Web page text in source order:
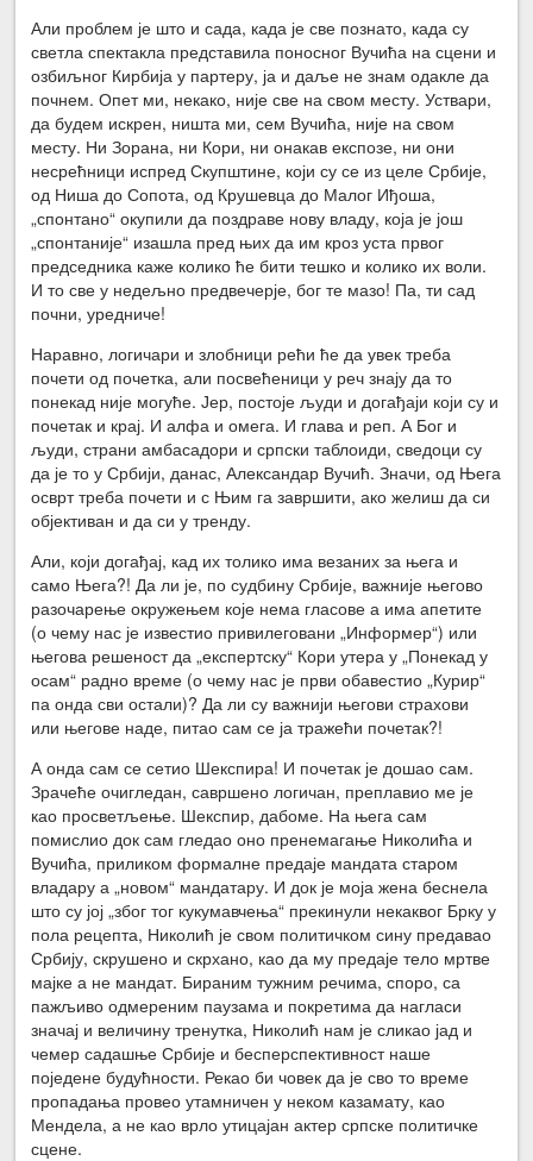
Али проблем је што и сада, када је све познато, када су
светла спектакла представила поносног Вучића на сцени и
озбиљног Кирбија у партеру, ја и даље не знам одакле да
почнем. Опет ми, некако, није све на свом месту. Уствари,
да будем искрен, ништа ми, сем Вучића, није на свом
месту. Ни Зорана, ни Кори, ни онакав експозе, ни они
несрећници испред Скупштине, који су се из целе Србије,
од Ниша до Сопота, од Крушевца до Малог Иђоша,
„спонтано“ окупили да поздраве нову владу, која је још
„спонтаније“ изашла пред њих да им кроз уста првог
председника каже колико ће бити тешко и колико их воли.
И то све у недељно предвечерје, бог те мазо! Па, ти сад
почни, уредниче!
Наравно, логичари и злобници рећи ће да увек треба
почети од почетка, али посвећеници у реч знају да то
понекад није могуће. Јер, постоје људи и догађаји који су и
почетак и крај. И алфа и омега. И глава и реп. А Бог и
људи, страни амбасадори и српски таблоиди, сведоци су
да је то у Србији, данас, Александар Вучић. Значи, од Њега
осврт треба почети и с Њим га завршити, ако желиш да си
објективан и да си у тренду.
Али, који догађај, кад их толико има везаних за њега и
само Њега?! Да ли је, по судбину Србије, важније његово
разочарење окружењем које нема гласове а има апетите
(о чему нас је известио привилеговани „Информер“) или
његова решеност да „експертску“ Кори утера у „Понекад у
осам“ радно време (о чему нас је први обавестио „Курир“
па онда сви остали)? Да ли су важнији његови страхови
или његове наде, питао сам се ја тражећи почетак?!
А онда сам се сетио Шекспира! И почетак је дошао сам.
Зрачеће очигледан, савршено логичан, преплавио ме је
као просветљење. Шекспир, дабоме. На њега сам
помислио док сам гледао оно пренемагање Николића и
Вучића, приликом формалне предаје мандата старом
владару а „новом“ мандатару. И док је моја жена беснела
што су јој „због тог кукумавчења“ прекинули некаквог Брку у
пола рецепта, Николић је свом политичком сину предавао
Србију, скрушено и скрхано, као да му предаје тело мртве
мајке а не мандат. Бираним тужним речима, споро, са
пажљиво одмереним паузама и покретима да нагласи
значај и величину тренутка, Николић нам је сликао јад и
чемер садашње Србије и бесперспективност наше
поједене будућности. Рекао би човек да је сво то време
пропадања провео утамничен у неком казамату, као
Мендела, а не као врло утицајан актер српске политичке
сцене.